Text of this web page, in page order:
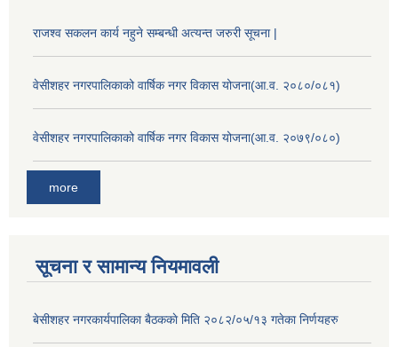
राजश्व सकलन कार्य नहुने सम्बन्धी अत्यन्त जरुरी सूचना |
वेसीशहर नगरपालिकाको वार्षिक नगर विकास योजना(आ.व. २०८०/०८१)
वेसीशहर नगरपालिकाको वार्षिक नगर विकास योजना(आ.व. २०७९/०८०)
more
सूचना र सामान्य नियमावली
बे‍‍सीशहर नगरकार्यपालिका बैठककाे मिति २०८२/०५/१३ गतेका निर्णयहरु